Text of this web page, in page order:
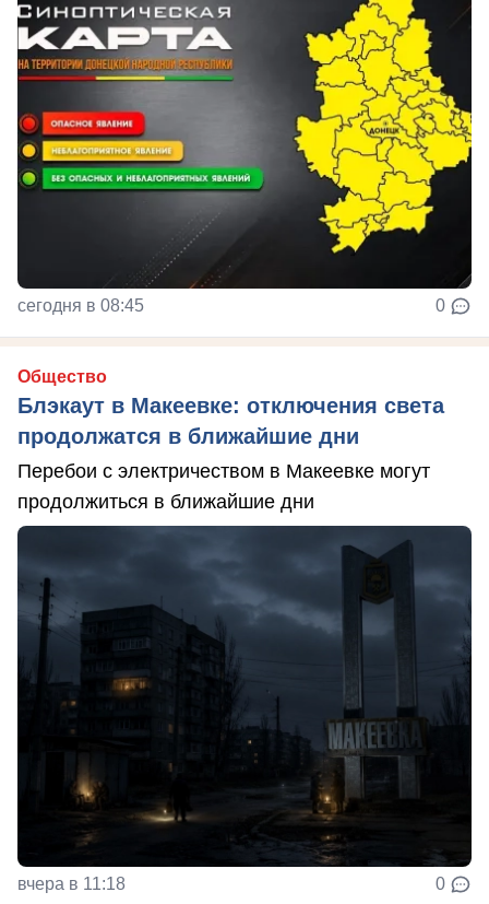
сегодня в 08:45 0
Общество
Блэкаут в Макеевке: отключения света
продолжатся в ближайшие дни
Перебои с электричеством в Макеевке могут
продолжиться в ближайшие дни
вчера в 11:18 0